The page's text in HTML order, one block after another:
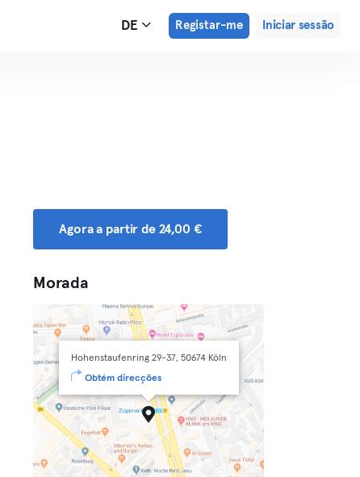
DE Registar-me Iniciar sessão
Agora a partir de 24,00 €
Morada
Hohenstaufenring 29-37, 50674 Köln
Obtém direcções